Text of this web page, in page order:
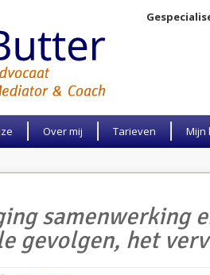
Over mij Tarieven Mijn
samenwerking
gevolgen, het